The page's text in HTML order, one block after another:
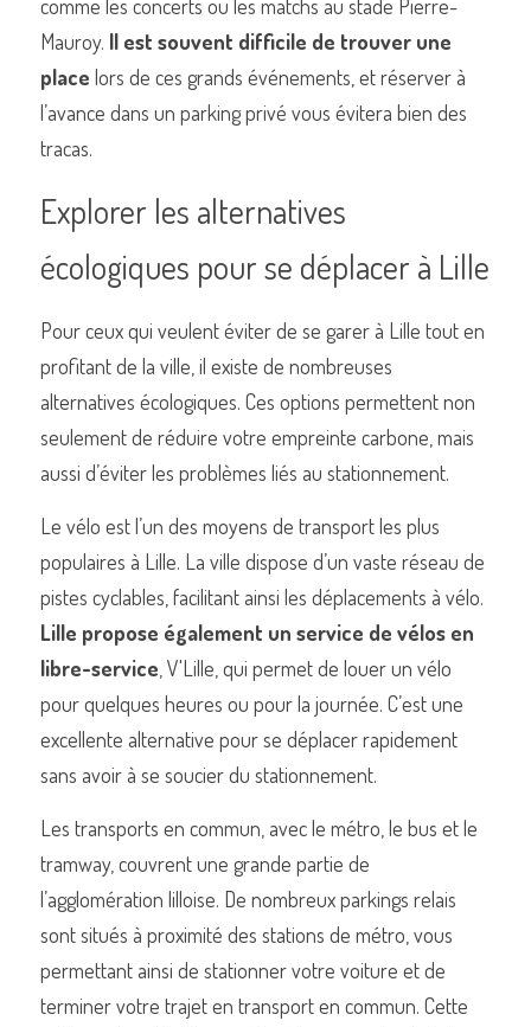
comme les concerts ou les matchs au stade Pierre-
Mauroy. Il est souvent difficile de trouver une
place lors de ces grands événements, et réserver à
l’avance dans un parking privé vous évitera bien des
tracas.
Explorer les alternatives
écologiques pour se déplacer à Lille
Pour ceux qui veulent éviter de se garer à Lille tout en
profitant de la ville, il existe de nombreuses
alternatives écologiques. Ces options permettent non
seulement de réduire votre empreinte carbone, mais
aussi d’éviter les problèmes liés au stationnement.
Le vélo est l’un des moyens de transport les plus
populaires à Lille. La ville dispose d’un vaste réseau de
Lille propose également un service de vélos en
libre-service , V'Lille, qui permet de louer un vélo
pour quelques heures ou pour la journée. C’est une
excellente alternative pour se déplacer rapidement
sans avoir à se soucier du stationnement.
Les transports en commun, avec le métro, le bus et le
tramway, couvrent une grande partie de
l’agglomération lilloise. De nombreux parkings relais
sont situés à proximité des stations de métro, vous
permettant ainsi de stationner votre voiture et de
terminer votre trajet en transport en commun. Cette